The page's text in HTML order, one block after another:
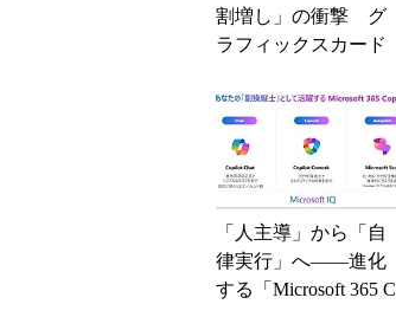
割増し」の衝撃 グ
ラフィックスカード
でアキバの購入制限
が深刻化
「人主導」から「自
律実行」へ――進化
する「Microsoft 365 C